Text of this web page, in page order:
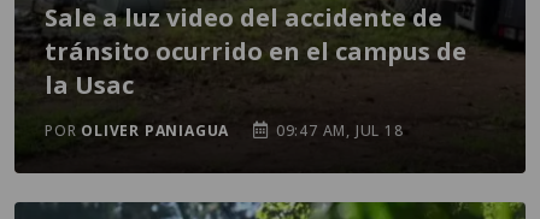
Sale a luz video del accidente de
tránsito ocurrido en el campus de
la Usac
POR OLIVER PANIAGUA 09:47 AM, JUL 18